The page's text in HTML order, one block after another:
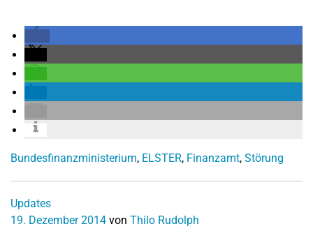
Bundesfinanzministerium, ELSTER, Finanzamt, Störung
Updates
19. Dezember 2014 von Thilo Rudolph